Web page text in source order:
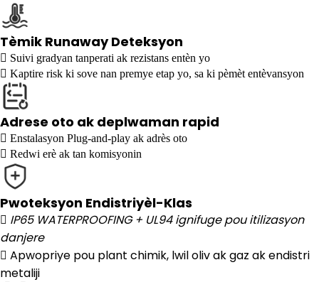
Tèmik Runaway Deteksyon
 Suivi gradyan tanperati ak rezistans entèn yo
 Kaptire risk ki sove nan premye etap yo, sa ki pèmèt entèvansyon
Adrese oto ak deplwaman rapid
 Enstalasyon Plug-and-play ak adrès oto
 Redwi erè ak tan komisyonin
Pwoteksyon Endistriyèl-Klas
 IP65 WATERPROOFING + UL94 ignifuge pou itilizasyon
danjere
 Apwopriye pou plant chimik, lwil oliv ak gaz ak endistri
metaliji